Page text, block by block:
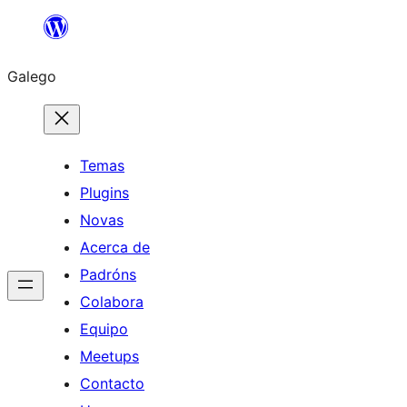
Saltar
contido
Galego
Temas
Plugins
Novas
Acerca de
Padróns
Colabora
Equipo
Meetups
Contacto